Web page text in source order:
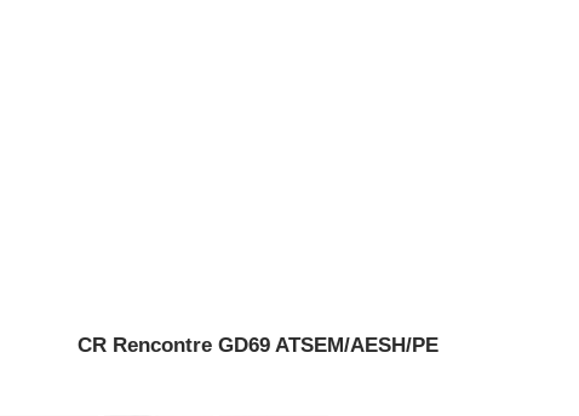
CR Rencontre GD69 ATSEM/AESH/PE